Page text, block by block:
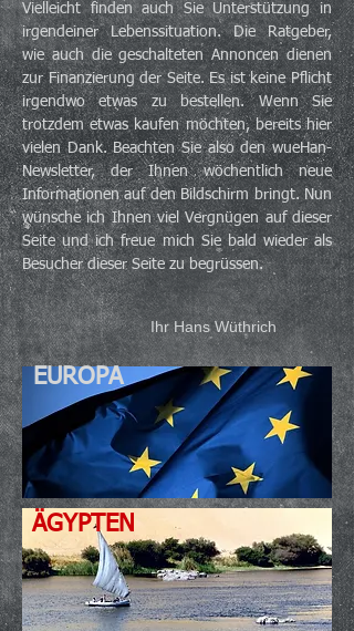
Vielleicht finden auch Sie Unterstützung in
irgendeiner Lebenssituation.Die Ratgeber,
wie auch die geschalteten Annoncen dienen
zur Finanzierung der Seite. Es ist keine Pflicht
irgendwo etwas zu bestellen. Wenn Sie
trotzdem etwas kaufen möchten, bereits hier
vielen Dank. Beachten Sie also den wueHan-
Newsletter, der Ihnen wöchentlich neue
Informationen auf den Bildschirm bringt.Nun
wünsche ich Ihnen viel Vergnügen auf dieser
Seite und ich freue mich Sie bald wieder als
Besucher dieser Seite zu begrüssen.
Ihr Hans Wüthrich
EUROPA
ÄGYPTEN